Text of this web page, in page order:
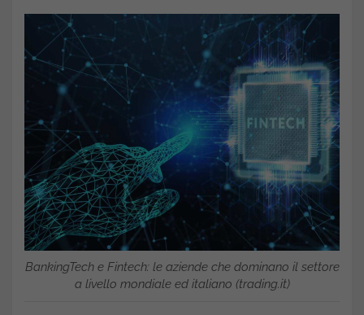
BankingTech e Fintech: le aziende che dominano il settore
a livello mondiale ed italiano (trading.it)